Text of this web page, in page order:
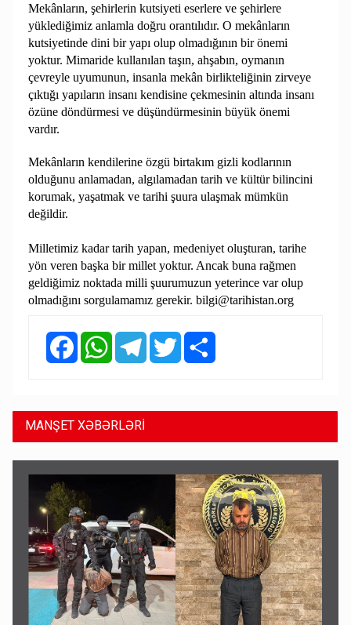
Mekânların, şehirlerin kutsiyeti eserlere ve şehirlere
yüklediğimiz anlamla doğru orantılıdır. O mekânların
kutsiyetinde dini bir yapı olup olmadığının bir önemi
yoktur. Mimaride kullanılan taşın, ahşabın, oymanın
çevreyle uyumunun, insanla mekân birlikteliğinin zirveye
çıktığı yapıların insanı kendisine çekmesinin altında insanı
özüne döndürmesi ve düşündürmesinin büyük önemi
vardır.
Mekânların kendilerine özgü birtakım gizli kodlarının
olduğunu anlamadan, algılamadan tarih ve kültür bilincini
korumak, yaşatmak ve tarihi şuura ulaşmak mümkün
değildir.
Milletimiz kadar tarih yapan, medeniyet oluşturan, tarihe
yön veren başka bir millet yoktur. Ancak buna rağmen
geldiğimiz noktada milli şuurumuzun yeterince var olup
olmadığını sorgulamamız gerekir.bilgi@tarihistan.org
FacebookWhatsAppTelegramTwitter
MANŞET XƏBƏRLƏRİ